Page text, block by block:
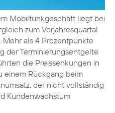
Mobilfunkgeschäft liegt bei
zum Vorjahresquartal
Mehr als 4 Prozentpunkte
der Terminierungsentgelte
die Preissenkungen in
einem Rückgang beim
der nicht vollständig
Kundenwachstum